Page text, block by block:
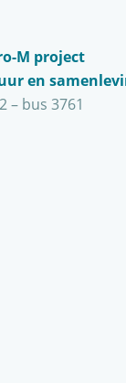
M project
en
– bus 3761